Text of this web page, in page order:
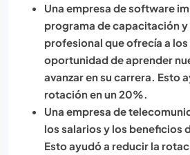
Una empresa de software
programa de capacitación
profesional que ofrecía a
oportunidad de aprender
avanzar en su carrera. Esto
rotación en un 20%.
Una empresa de
los salarios y los beneficios
Esto ayudó a reducir la